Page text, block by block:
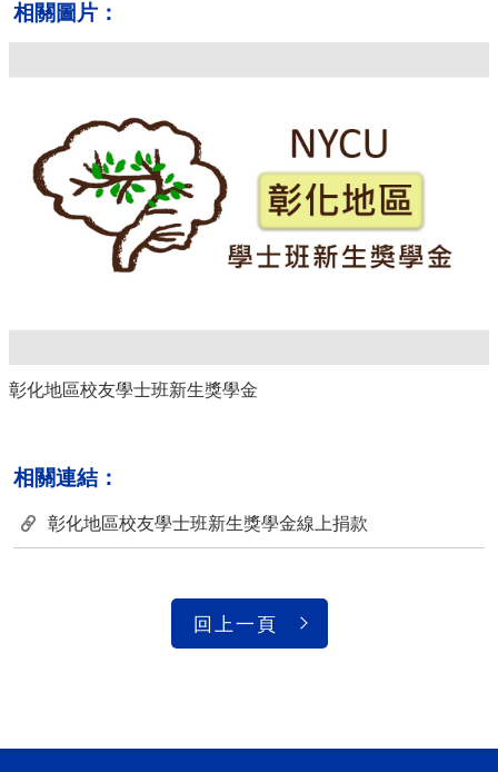
相關圖片：
彰化地區校友學士班新生獎學金
相關連結：
彰化地區校友學士班新生獎學金線上捐款
回上一頁